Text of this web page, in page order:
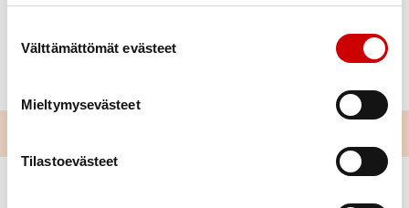
Välttämättömät evästeet
Mieltymysevästeet
Tilastoevästeet